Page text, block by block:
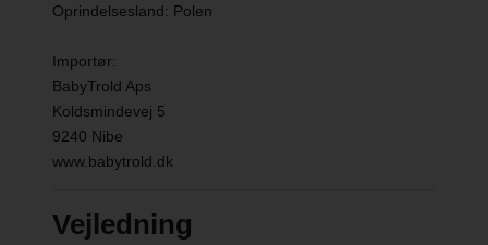
Oprindelsesland: Polen
Importør:
BabyTrold Aps
Koldsmindevej 5
9240 Nibe
www.babytrold.dk
Vejledning